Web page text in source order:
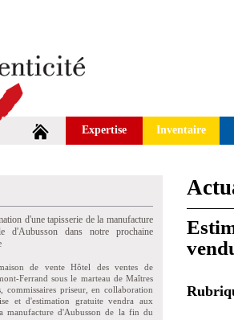
Expertise Inventaire
d'une tapisserie de la manufacture
d'Aubusson dans notre prochaine
de vente Hôtel des ventes de
Ferrand sous le marteau de Maîtres
commissaires priseur, en collaboration
et d'estimation gratuite vendra aux
manufacture d'Aubusson de la fin du